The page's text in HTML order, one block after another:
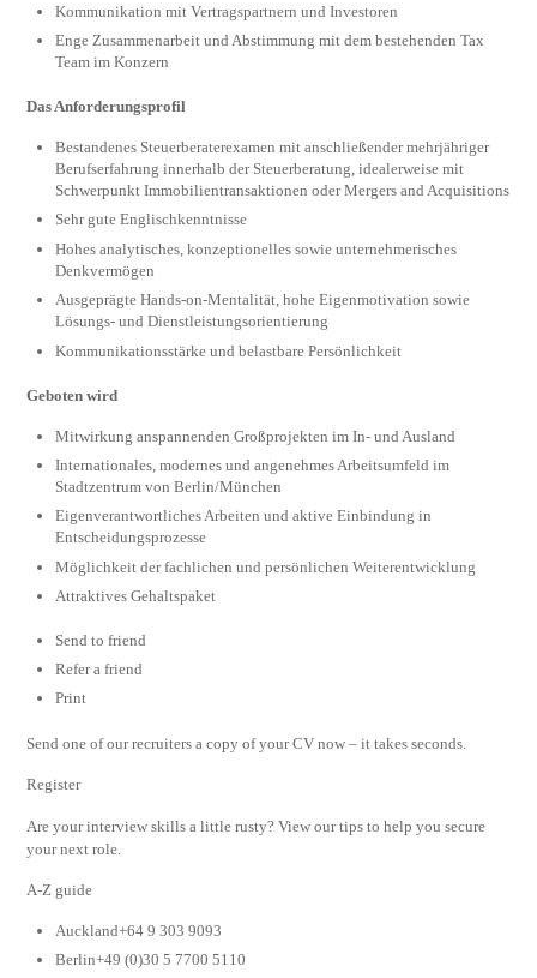
Kommunikation mit Vertragspartnern und Investoren
Enge Zusammenarbeit und Abstimmung mit dem bestehenden Tax
Team im Konzern
Das Anforderungsprofil
Bestandenes Steuerberaterexamen mit anschließender mehrjähriger
Berufserfahrung innerhalb der Steuerberatung, idealerweise mit
Schwerpunkt Immobilientransaktionen oder Mergers and Acquisitions
Sehr gute Englischkenntnisse
Hohes analytisches, konzeptionelles sowie unternehmerisches
Denkvermögen
Ausgeprägte Hands-on-Mentalität, hohe Eigenmotivation sowie
Lösungs- und Dienstleistungsorientierung
Kommunikationsstärke und belastbare Persönlichkeit
Geboten wird
Mitwirkung anspannenden Großprojekten im In- und Ausland
Internationales, modernes und angenehmes Arbeitsumfeld im
Stadtzentrum von Berlin/München
Eigenverantwortliches Arbeiten und aktive Einbindung in
Entscheidungsprozesse
Möglichkeit der fachlichen und persönlichen Weiterentwicklung
Attraktives Gehaltspaket
Send to friend
Refer a friend
Print
Send one of our recruiters a copy of your CV now – it takes seconds.
Register
Are your interview skills a little rusty? View our tips to help you secure
your next role.
A-Z guide
Auckland+64 9 303 9093
Berlin+49 (0)30 5 7700 5110